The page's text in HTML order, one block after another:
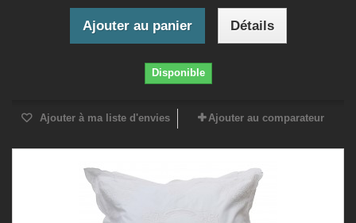
Ajouter au panier Détails
Disponible
Ajouter à ma liste d'envies Ajouter au comparateur